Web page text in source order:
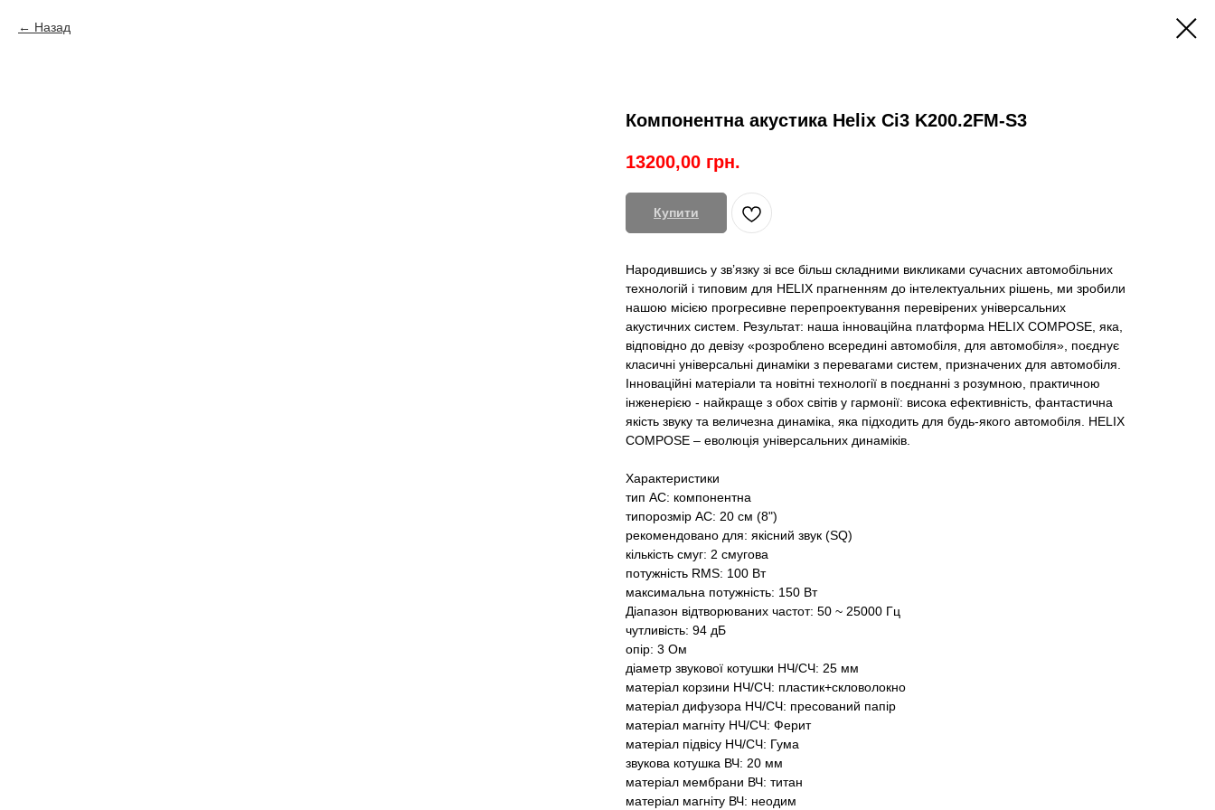
Назад
Компонентна акустика Helix Ci3 K200.2FM-S3
13200,00 грн.
Купити
Народившись у зв’язку зі все більш складними викликами сучасних автомобільних
технологій і типовим для HELIX прагненням до інтелектуальних рішень, ми зробили
нашою місією прогресивне перепроектування перевірених універсальних
акустичних систем. Результат: наша інноваційна платформа HELIX COMPOSE, яка,
відповідно до девізу «розроблено всередині автомобіля, для автомобіля», поєднує
класичні універсальні динаміки з перевагами систем, призначених для автомобіля.
Інноваційні матеріали та новітні технології в поєднанні з розумною, практичною
інженерією - найкраще з обох світів у гармонії: висока ефективність, фантастична
якість звуку та величезна динаміка, яка підходить для будь-якого автомобіля. HELIX
COMPOSE – еволюція універсальних динаміків.
Характеристики
тип АС: компонентна
типорозмір АС: 20 см (8")
рекомендовано для: якісний звук (SQ)
кількість смуг: 2 смугова
потужність RMS: 100 Вт
максимальна потужність: 150 Вт
Діапазон відтворюваних частот: 50 ~ 25000 Гц
чутливість: 94 дБ
опір: 3 Ом
діаметр звукової котушки НЧ/СЧ: 25 мм
матеріал корзини НЧ/СЧ: пластик+скловолокно
матеріал дифузора НЧ/СЧ: пресований папір
матеріал магніту НЧ/СЧ: Ферит
матеріал підвісу НЧ/СЧ: Гума
звукова котушка ВЧ: 20 мм
матеріал мембрани ВЧ: титан
матеріал магніту ВЧ: неодим